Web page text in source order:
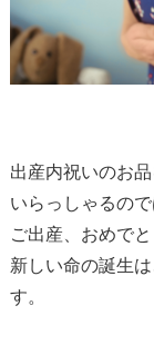
出産内祝いのお
いらっしゃるの
ご出産、おめで
新しい命の誕生
す。